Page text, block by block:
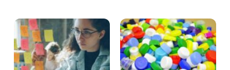
partner i denna process, och säkerställa att
era budskap når ku...